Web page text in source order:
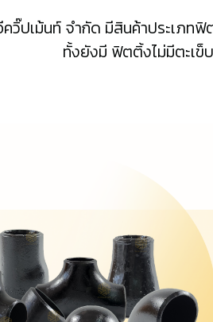
วิ๊ปเม้นท์ จำกัด มีสินค้าประเภทฟิ
ทั้งยังมี ฟิตติ้งไม่มีตะเข็